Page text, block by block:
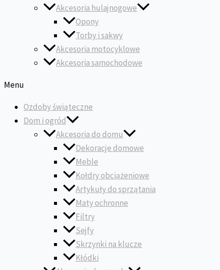
Akcesoria hulajnogowe
Opony
Torby i sakwy
Akcesoria motocyklowe
Akcesoria samochodowe
Menu
Ozdoby świąteczne
Dom i ogród
Akcesoria do domu
Dekoracje domowe
Meble
Kołdry obciążeniowe
Artykuły do sprzątania
Maty ochronne
Filtry
Sejfy
Skrzynki na klucze
Kłódki